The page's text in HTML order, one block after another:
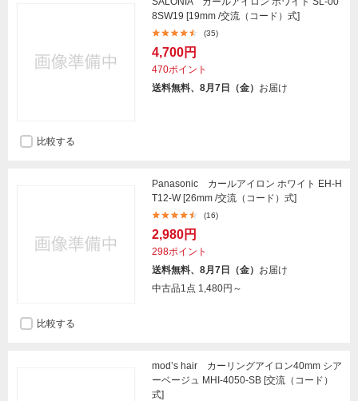
8SW19 [19mm /交流（コード）式]
(35)
4,700円
470ポイント
送料無料、8月7日（金） お届け
比較する
Panasonic カールアイロン ホワイト EH-H
T12-W [26mm /交流（コード）式]
(16)
2,980円
298ポイント
送料無料、8月7日（金） お届け
中古品1点 1,480円～
比較する
mod’s hair カーリングアイロン40mm シア
ーベージュ MHI-4050-SB [交流（コード）
式]